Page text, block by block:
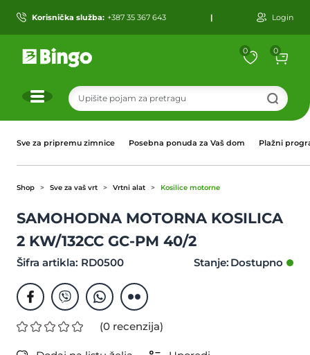
Korisnička služba: +387 35 367 643 | Login
0 0
Sve za pripremu zimnice Posebna ponuda za Vaš dom Plažni
Shop Sve za vaš vrt Vrtni alat Kosilice motorne
SAMOHODNA MOTORNA KOSILICA
2 KW/132CC GC-PM 40/2
Šifra artikla: RD0500 Stanje:
(0 recenzija)